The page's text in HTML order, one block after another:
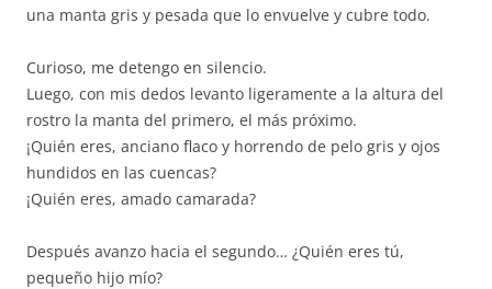
una manta gris y pesada que lo envuelve y cubre todo.
Curioso, me detengo en silencio.
Luego, con mis dedos levanto ligeramente a la altura del
rostro la manta del primero, el más próximo.
¡Quién eres, anciano flaco y horrendo de pelo gris y ojos
hundidos en las cuencas?
¡Quién eres, amado camarada?
Después avanzo hacia el segundo… ¿Quién eres tú,
pequeño hijo mío?